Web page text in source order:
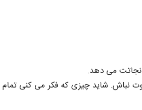
نجاتت می‌ دهد.
نباش. شاید چیزی که فکر می‌ کنی